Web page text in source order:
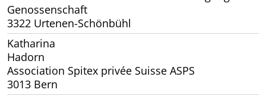
Genossenschaft
3322 Urtenen-Schönbühl
Katharina
Hadorn
Association Spitex privée Suisse ASPS
3013 Bern